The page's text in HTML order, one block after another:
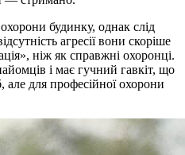
будинку, однак слід
агресії вони скоріше
ніж як справжні охоронці.
і має гучний гавкіт, що
але для професійної охорони